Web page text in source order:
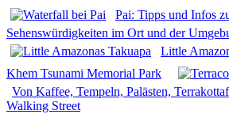
Pai: Tipps und Infos
Sehenswürdigkeiten im Ort und der
Little
Khem Tsunami Memorial Park
Von Kaffee, Tempeln, Palästen,
Walking Street